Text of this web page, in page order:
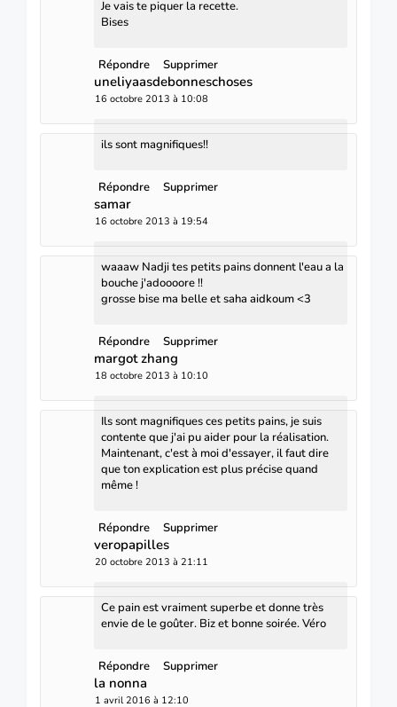
Je vais te piquer la recette.
Bises
Répondre Supprimer
uneliyaasdebonneschoses
16 octobre 2013 à 10:08
ils sont magnifiques!!
Répondre Supprimer
samar
16 octobre 2013 à 19:54
waaaw Nadji tes petits pains donnent l'eau a la
bouche j'adoooore !!
grosse bise ma belle et saha aidkoum <3
Répondre Supprimer
margot zhang
18 octobre 2013 à 10:10
Ils sont magnifiques ces petits pains, je suis
contente que j'ai pu aider pour la réalisation.
Maintenant, c'est à moi d'essayer, il faut dire
que ton explication est plus précise quand
même !
Répondre Supprimer
veropapilles
20 octobre 2013 à 21:11
Ce pain est vraiment superbe et donne très
envie de le goûter. Biz et bonne soirée. Véro
Répondre Supprimer
la nonna
1 avril 2016 à 12:10